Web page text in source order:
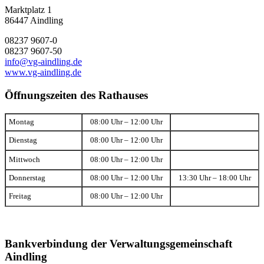
Marktplatz 1
86447 Aindling
08237 9607-0
08237 9607-50
info@vg-aindling.de
www.vg-aindling.de
Öffnungszeiten des Rathauses
Montag 08:00 Uhr – 12:00 Uhr
Dienstag 08:00 Uhr – 12:00 Uhr
Mittwoch 08:00 Uhr – 12:00 Uhr
Donnerstag 08:00 Uhr – 12:00 Uhr 13:30 Uhr – 18:00 Uhr
Freitag 08:00 Uhr – 12:00 Uhr
Bankverbindung der Verwaltungsgemeinschaft
Aindling